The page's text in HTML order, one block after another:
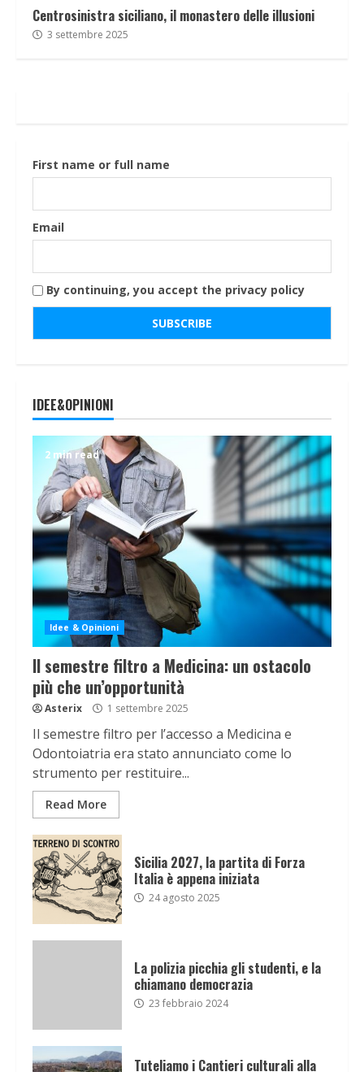
Centrosinistra siciliano, il monastero delle illusioni
3 settembre 2025
First name or full name
Email
By continuing, you accept the privacy policy
IDEE&OPINIONI
2 min read
Idee & Opinioni
Il semestre filtro a Medicina: un ostacolo
più che un’opportunità
Asterix 1 settembre 2025
Il semestre filtro per l’accesso a Medicina e
Odontoiatria era stato annunciato come lo
strumento per restituire...
Read More
Sicilia 2027, la partita di Forza
Italia è appena iniziata
24 agosto 2025
La polizia picchia gli studenti, e la
chiamano democrazia
23 febbraio 2024
Tuteliamo i Cantieri culturali alla